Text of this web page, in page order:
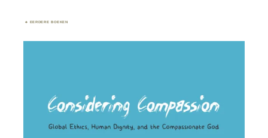
EERDERE BOEKEN